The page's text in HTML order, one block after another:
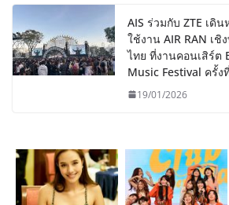
AIS ร่วมกับ ZTE เดิ
ใช้งาน AIR RAN เ
ไทย ที่งานคอนเสิร์ต
Music Festival ครั้ง
19/01/2026